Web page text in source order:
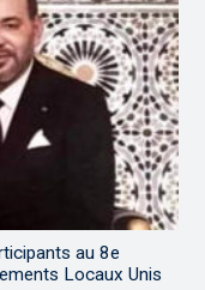
au 8e
Locaux Unis